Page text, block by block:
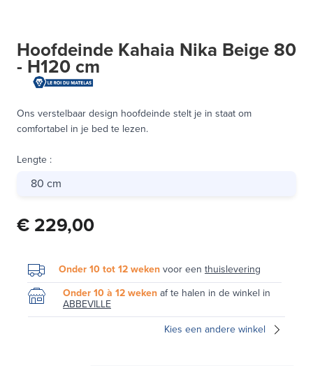
Hoofdeinde Kahaia Nika Beige 80
- H120 cm
Ons verstelbaar design hoofdeinde stelt je in staat om
comfortabel in je bed te lezen.
Lengte :
80 cm
€ 229,00
Onder 10 tot 12 wekenvoor een thuislevering
Onder 10 à 12 wekenaf te halen in de winkel in
ABBEVILLE
Kies een andere winkel